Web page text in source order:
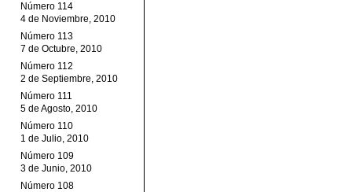
Número 114
4 de Noviembre, 2010
Número 113
7 de Octubre, 2010
Número 112
2 de Septiembre, 2010
Número 111
5 de Agosto, 2010
Número 110
1 de Julio, 2010
Número 109
3 de Junio, 2010
Número 108